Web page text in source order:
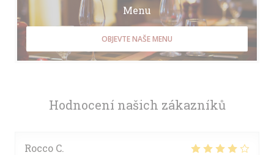
Hodnocení našich zákazníků
Rocco C
Menu
OBJEVTE NAŠE MENU